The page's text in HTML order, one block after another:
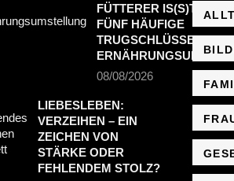
FÜTTERER IS(S)T
FÜNF HÄUFIGE
TRUGSCHLÜSSE BEI
08/08/2026
LIEBESLEBEN:
VERZEIHEN – EIN
ZEICHEN VON
STÄRKE ODER
FEHLENDEM STOLZ?